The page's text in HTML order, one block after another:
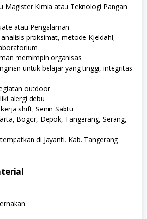
Magister Kimia atau Teknologi Pangan
atau Pengalaman
proksimat, metode Kjeldahl,
memimpin organisasi
untuk belajar yang tinggi, integritas
outdoor
alergi debu
shift, Senin-Sabtu
Bogor, Depok, Tangerang, Serang,
di Jayanti, Kab. Tangerang